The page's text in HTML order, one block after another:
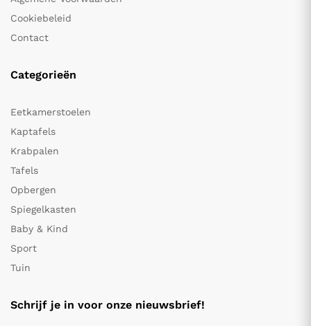
Cookiebeleid
Contact
Categorieën
Eetkamerstoelen
Kaptafels
Krabpalen
Tafels
Opbergen
Spiegelkasten
Baby & Kind
Sport
Tuin
Schrijf je in voor onze nieuwsbrief!